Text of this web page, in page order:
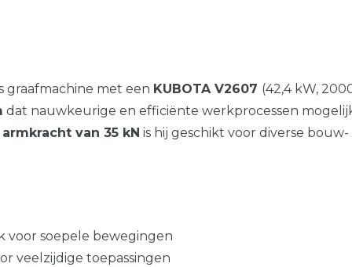
graafmachine met een KUBOTA V2607 (42,4 kW,
dat nauwkeurige en efficiënte werkprocessen
armkracht van 35 kN is hij geschikt voor diverse
voor soepele bewegingen
veelzijdige toepassingen